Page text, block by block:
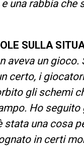
una rabbia che
SULLA
aveva un gioco.
certo, i
gli schemi
Ho seguito
stata una cosa
in certi